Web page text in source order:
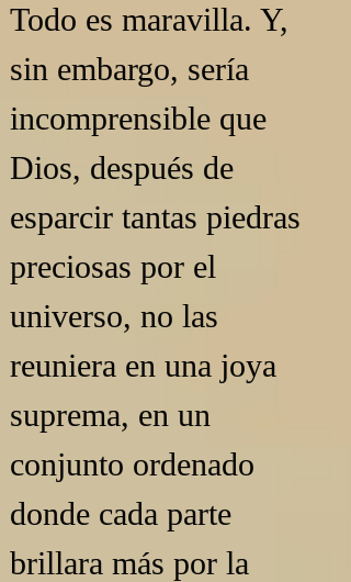
Todo es maravilla. Y,
sin embargo, sería
incomprensible que
Dios, después de
esparcir tantas piedras
preciosas por el
universo, no las
reuniera en una joya
suprema, en un
conjunto ordenado
donde cada parte
brillara más por la